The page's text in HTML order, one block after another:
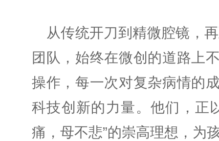
从传统开刀到精微腔镜，
团队，始终在微创的道路上
操作，每一次对复杂病情的
科技创新的力量。他们，正
痛，母不悲”的崇高理想，为